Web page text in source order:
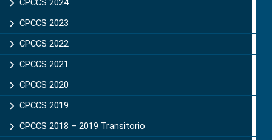
CPCCS 2024
CPCCS 2023
CPCCS 2022
CPCCS 2021
CPCCS 2020
CPCCS 2019 .
CPCCS 2018 – 2019 Transitorio